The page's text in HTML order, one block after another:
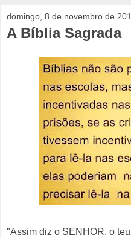
domingo, 8 de novembro de
A Bíblia Sagrada
"Assim diz o SENHOR, o